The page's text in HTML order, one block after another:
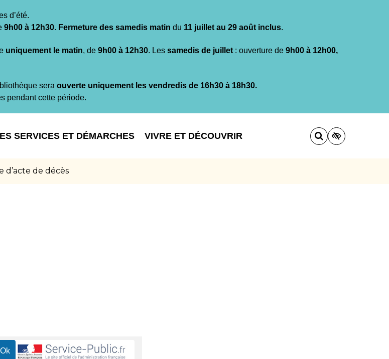
d’été.
9h00 à 12h30. Fermeture des samedis matin du 11 juillet au 29 août inclus.
uniquement le matin, de 9h00 à 12h30. Les samedis de juillet : ouverture de 9h00 à 12h00,
sera ouverte uniquement les vendredis de 16h30 à 18h30.
pendant cette période.
SERVICES ET DÉMARCHES VIVRE ET DÉCOUVRIR
d’acte de décès